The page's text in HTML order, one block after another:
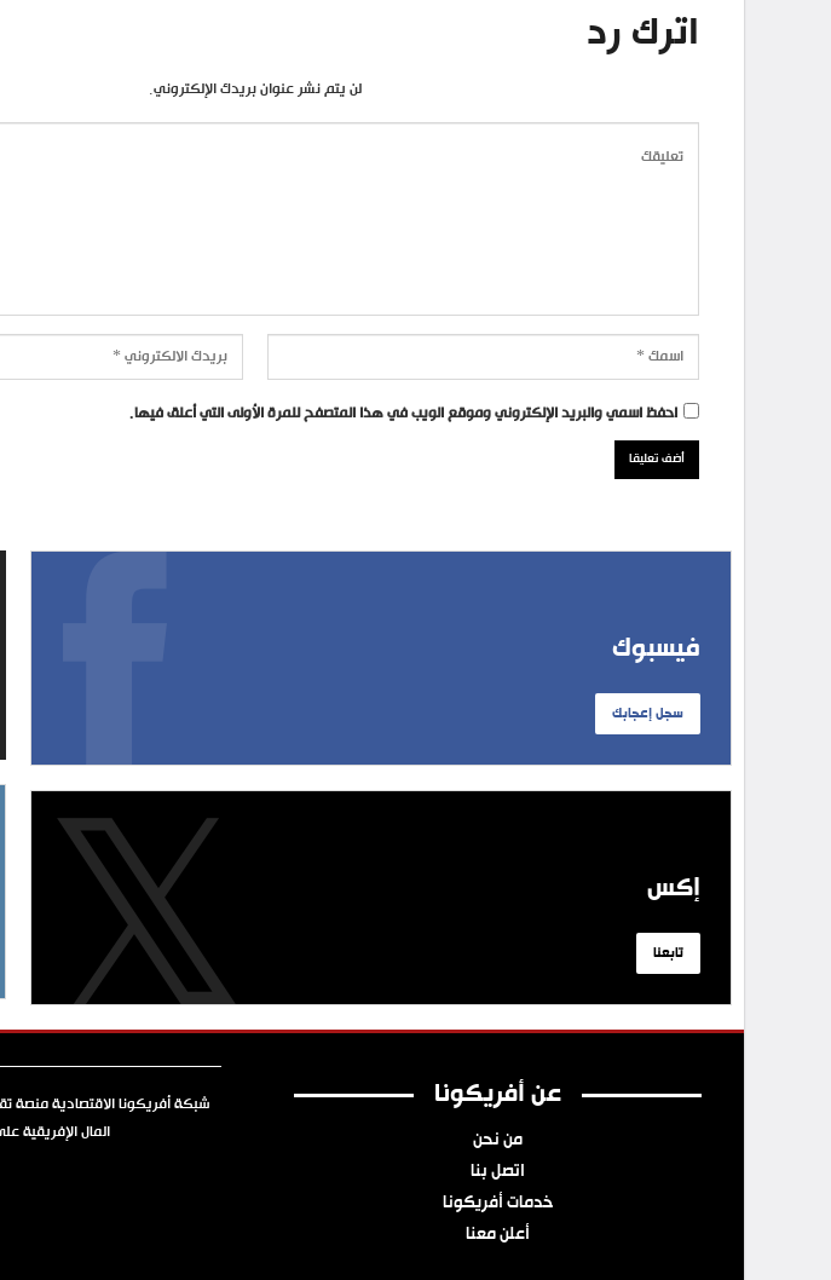
اترك رد
لن يتم نشر عنوان بريدك الإلكتروني.
احفظ اسمي والبريد الإلكتروني وموقع الويب في هذا المتصفح للمرة الأولى التي أعلق فيها.
فيسبوك
سجل إعجابك
إكس
تابعنا
عن أفريكونا
من نحن
اتصل بنا
خدمات أفريكونا
أعلن معنا
شبكة أفريكونا الاقتصادية منصة
المال الإفريقية